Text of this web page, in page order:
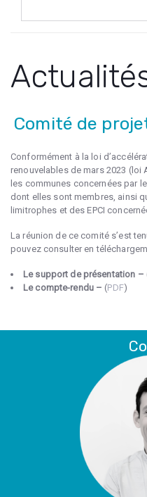
Comité de
Conformément à la loi
renouvelables de mars 2023 (loi
les communes concernées par
dont elles sont membres, ainsi
limitrophes et des EPCI
La réunion de ce comité s’est
pouvez consulter en
Le support de présentation –
Le compte-rendu – (PDF)